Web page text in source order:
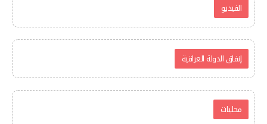
الفيديو
إنفاق الدولة العراقية
محليات